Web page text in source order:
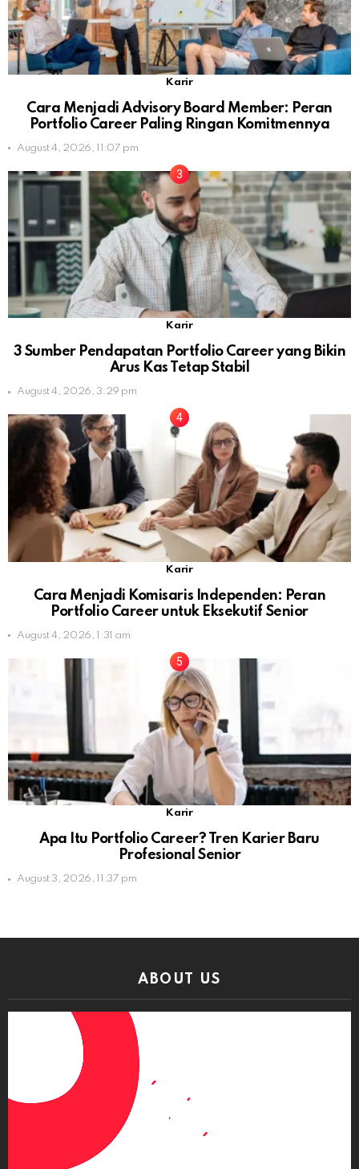
Karir
Cara Menjadi Advisory Board Member: Peran
Portfolio Career Paling Ringan Komitmennya
August 4, 2026, 11:07 pm
Karir
3 Sumber Pendapatan Portfolio Career yang Bikin
Arus Kas Tetap Stabil
August 4, 2026, 3:29 pm
Karir
Cara Menjadi Komisaris Independen: Peran
Portfolio Career untuk Eksekutif Senior
August 4, 2026, 1:31 am
Karir
Apa Itu Portfolio Career? Tren Karier Baru
Profesional Senior
August 3, 2026, 11:37 pm
ABOUT US